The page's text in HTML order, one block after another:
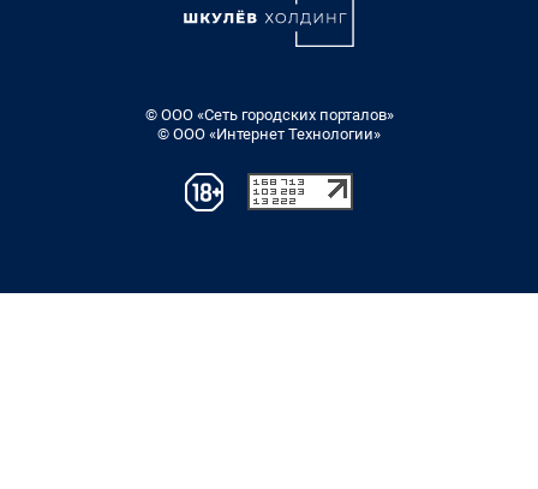
© ООО «Сеть городских порталов»
© ООО «Интернет Технологии»